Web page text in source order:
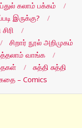
கலாம் பக்கம்
இருக்கு?
சிரி
சிறார் நூல் அறிமுகம்
வாங்க
சுத்தி சுத்தி
– Comics